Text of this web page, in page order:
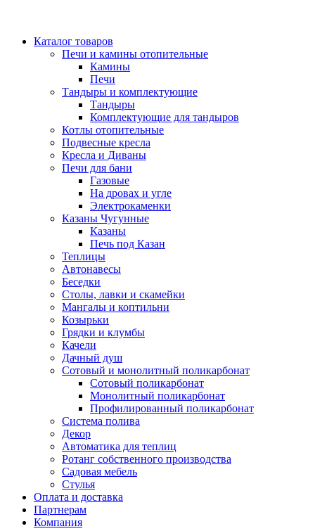
Каталог товаров
Печи и камины отопительные
Камины
Печи
Тандыры и комплектующие
Тандыры
Комплектующие для тандыров
Котлы отопительные
Подвесные кресла
Кресла и Диваны
Печи для бани
Газовые
На дровах и угле
Электрокаменки
Казаны Чугунные
Казаны
Печь под Казан
Теплицы
Автонавесы
Беседки
Столы, лавки и скамейки
Мангалы и коптильни
Козырьки
Грядки и клумбы
Качели
Дачный душ
Сотовый и монолитный поликарбонат
Сотовый поликарбонат
Монолитный поликарбонат
Профилированный поликарбонат
Система полива
Декор
Автоматика для теплиц
Ротанг собственного производства
Садовая мебель
Стулья
Оплата и доставка
Партнерам
Компания